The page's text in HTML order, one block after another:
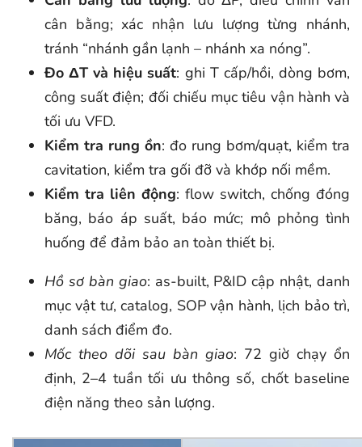
cân bằng; xác nhận lưu lượng từng nhánh,
tránh “nhánh gần lạnh – nhánh xa nóng”.
Đo ΔT và hiệu suất: ghi T cấp/hồi, dòng bơm,
công suất điện; đối chiếu mục tiêu vận hành và
tối ưu VFD.
Kiểm tra rung ồn: đo rung bơm/quạt, kiểm tra
cavitation, kiểm tra gối đỡ và khớp nối mềm.
Kiểm tra liên động: flow switch, chống đóng
băng, báo áp suất, báo mức; mô phỏng tình
huống để đảm bảo an toàn thiết bị.
Hồ sơ bàn giao: as-built, P&ID cập nhật, danh
mục vật tư, catalog, SOP vận hành, lịch bảo trì,
danh sách điểm đo.
Mốc theo dõi sau bàn giao: 72 giờ chạy ổn
định, 2–4 tuần tối ưu thông số, chốt baseline
điện năng theo sản lượng.